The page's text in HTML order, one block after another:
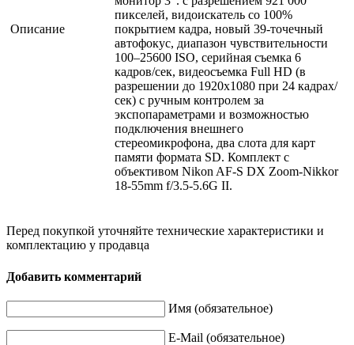
Описание
пикселей, видоискатель со 100%
покрытием кадра, новый 39-точечный
автофокус, диапазон чувствительности
100–25600 ISO, серийная съемка 6
кадров/сек, видеосъемка Full HD (в
разрешении до 1920x1080 при 24 кадрах/
сек) с ручным контролем за
экспопараметрами и возможностью
подключения внешнего
стереомикрофона, два слота для карт
памяти формата SD. Комплект с
объективом Nikon AF-S DX Zoom-Nikkor
18-55mm f/3.5-5.6G II.
Перед покупкой уточняйте технические характеристики и
комплектацию у продавца
Добавить комментарий
Имя (обязательное)
E-Mail (обязательное)